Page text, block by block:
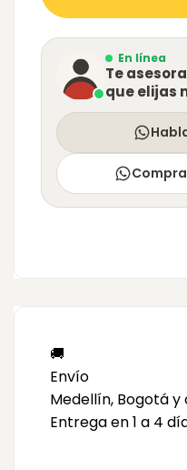
En línea
Te
que elijas
🚚
Envío
Medellín, Bogotá y
Entrega en 1 a 4